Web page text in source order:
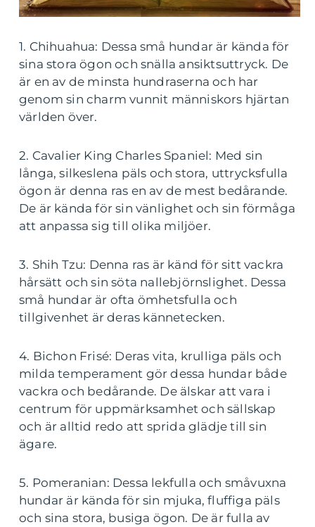
1. Chihuahua: Dessa små hundar är kända för
sina stora ögon och snälla ansiktsuttryck. De
är en av de minsta hundraserna och har
genom sin charm vunnit människors hjärtan
världen över.
2. Cavalier King Charles Spaniel: Med sin
långa, silkeslena päls och stora, uttrycksfulla
ögon är denna ras en av de mest bedårande.
De är kända för sin vänlighet och sin förmåga
att anpassa sig till olika miljöer.
3. Shih Tzu: Denna ras är känd för sitt vackra
hårsätt och sin söta nallebjörnslighet. Dessa
små hundar är ofta ömhetsfulla och
tillgivenhet är deras kännetecken.
4. Bichon Frisé: Deras vita, krulliga päls och
milda temperament gör dessa hundar både
vackra och bedårande. De älskar att vara i
centrum för uppmärksamhet och sällskap
och är alltid redo att sprida glädje till sin
ägare.
5. Pomeranian: Dessa lekfulla och småvuxna
hundar är kända för sin mjuka, fluffiga päls
och sina stora, busiga ögon. De är fulla av